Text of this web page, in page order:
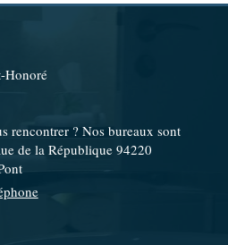
Honoré
rencontrer ? Nos bureaux sont
de la République 94220